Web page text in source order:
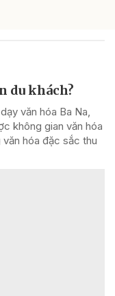
du khách?
văn hóa Ba Na,
không gian văn hóa
hóa đặc sắc thu